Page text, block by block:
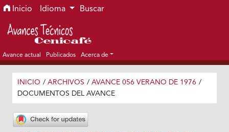
Ir al menú de navegación principal
Ir al contenido principal
Ir al pie de página del sitio
Inicio Idioma Buscar
Avance actual Publicados Acerca de
INICIO / ARCHIVOS / AVANCE 056 VERANO DE 1976 /
DOCUMENTOS DEL AVANCE